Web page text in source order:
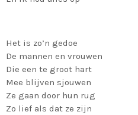
Het is zo’n gedoe
De mannen en vrouwen
Die een te groot hart
Mee blijven sjouwen
Ze gaan door hun rug
Zo lief als dat ze zijn